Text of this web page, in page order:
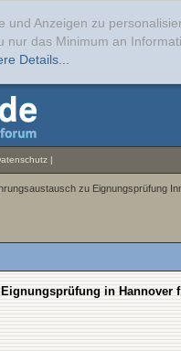
und Anzeigen zu
nur das Minimum an
Details...
|
zu Eignungsprüfung
Eignungsprüfung in Hannover